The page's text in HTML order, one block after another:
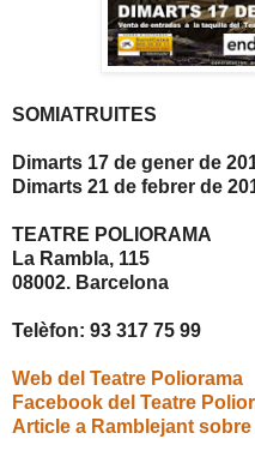
SOMIATRUITES
Dimarts 17 de gener de
Dimarts 21 de febrer de
TEATRE POLIORAMA
La Rambla, 115
08002. Barcelona
Telèfon: 93 317 75 99
Web del Teatre Poliorama
Facebook del Teatre
Article a Ramblejant